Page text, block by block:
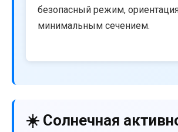
безопасный режим,
минимальным сечением.
☀️ Солнечная